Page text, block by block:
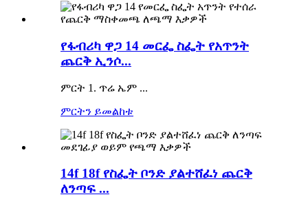
የፋብሪካ ዋጋ 14 መርፌ ስፌት የአጥንት
ጨርቅ ኢንሶ...
ምርት 1. ጥሬ ኤም ...
ምርትን ይመልከቱ
14f 18f የስፌት ቦንድ ያልተሸፈነ ጨርቅ
ለንጣፍ ...